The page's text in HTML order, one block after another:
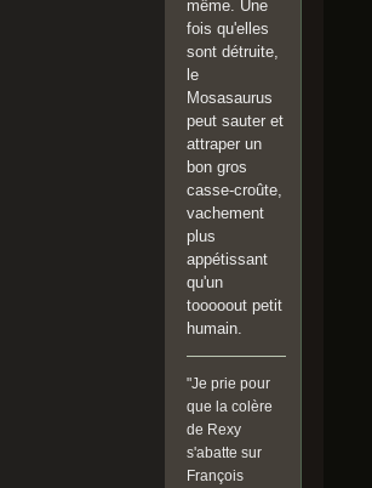
même. Une
fois qu'elles
sont détruite,
le
Mosasaurus
peut sauter et
attraper un
bon gros
casse-croûte,
vachement
plus
appétissant
qu'un
tooooout petit
humain.
"Je prie pour
que la colère
de Rexy
s'abatte sur
François